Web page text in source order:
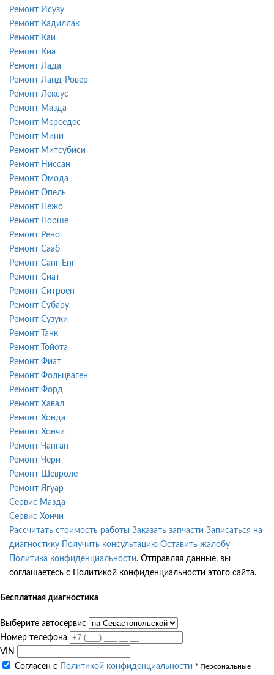
Ремонт Исузу
Ремонт Кадиллак
Ремонт Каи
Ремонт Киа
Ремонт Лада
Ремонт Ланд-Ровер
Ремонт Лексус
Ремонт Мазда
Ремонт Мерседес
Ремонт Мини
Ремонт Митсубиси
Ремонт Ниссан
Ремонт Омода
Ремонт Опель
Ремонт Пежо
Ремонт Порше
Ремонт Рено
Ремонт Сааб
Ремонт Санг Енг
Ремонт Сиат
Ремонт Ситроен
Ремонт Субару
Ремонт Сузуки
Ремонт Танк
Ремонт Тойота
Ремонт Фиат
Ремонт Фольцваген
Ремонт Форд
Ремонт Хавал
Ремонт Хонда
Ремонт Хончи
Ремонт Чанган
Ремонт Чери
Ремонт Шевроле
Ремонт Ягуар
Сервис Мазда
Сервис Хончи
Рассчитать стоимость работы Заказать запчасти Записаться на
диагностику
Получить консультацию Оставить жалобу
Политика конфиденциальности. Отправляя данные, вы
соглашаетесь с Политикой конфиденциальности этого сайта.
Бесплатная диагностика
Выберите автосервис
Номер телефона
VIN
Согласен с
Политикой конфиденциальности * Персональные